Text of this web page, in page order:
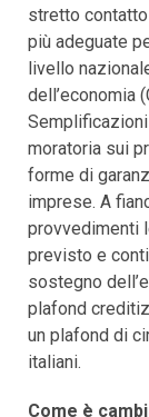
stretto
più adeguate
livello
dell’economia
moratoria sui
forme di
imprese. A
provvedimenti
previsto e
sostegno
plafond
un plafond di
italiani.
Come è